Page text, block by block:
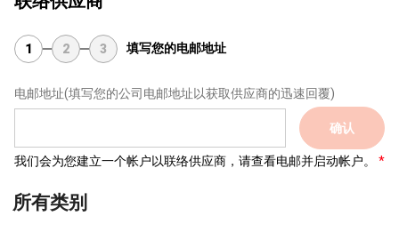
1 2 3 填写您的电邮地址
电邮地址(填写您的公司电邮地址以获取供应商的迅速回覆)
确认
我们会为您建立一个帐户以联络供应商，请查看电邮并启动帐户。
所有类别